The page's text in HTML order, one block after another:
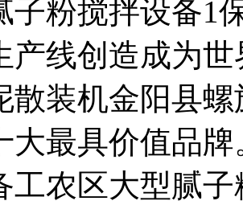
子粉搅拌设备1
产线创造成为
散装机金阳县
大最具价值品
工农区大型腻